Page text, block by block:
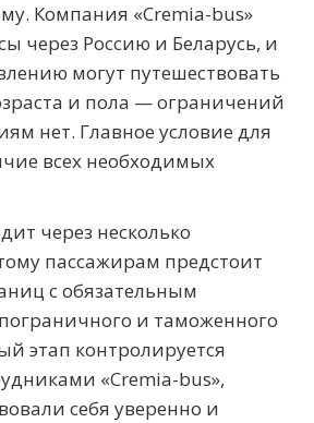
Компания «Cremia-bus»
через Россию и Беларусь, и
могут путешествовать
и пола — ограничений
нет. Главное условие для
всех необходимых
через несколько
пассажирам предстоит
с обязательным
и таможенного
этап контролируется
«Cremia-bus»,
себя уверенно и